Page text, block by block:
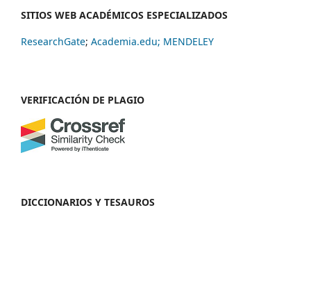
SITIOS WEB ACADÉMICOS ESPECIALIZADOS
ResearchGate; Academia.edu; MENDELEY
VERIFICACIÓN DE PLAGIO
DICCIONARIOS Y TESAUROS